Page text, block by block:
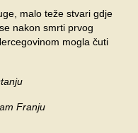
malo teže stvari gdje
nakon smrti prvog
mogla čuti
stanju
Franju